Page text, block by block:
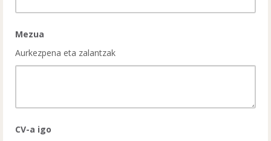
Mezua
Aurkezpena eta zalantzak
CV-a igo